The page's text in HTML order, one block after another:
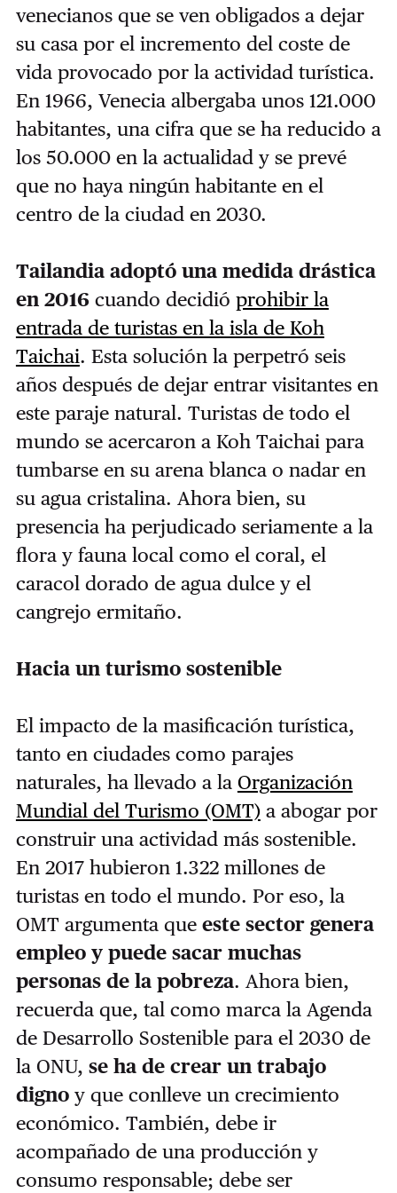
venecianos que se ven obligados a dejar
su casa por el incremento del coste de
vida provocado por la actividad turística.
En 1966, Venecia albergaba unos 121.000
habitantes, una cifra que se ha reducido a
los 50.000 en la actualidad y se prevé
que no haya ningún habitante en el
centro de la ciudad en 2030.
Tailandia adoptó una medida drástica
en 2016 cuando decidió prohibir la
entrada de turistas en la isla de Koh
Taichai. Esta solución la perpetró seis
años después de dejar entrar visitantes en
este paraje natural. Turistas de todo el
mundo se acercaron a Koh Taichai para
tumbarse en su arena blanca o nadar en
su agua cristalina. Ahora bien, su
presencia ha perjudicado seriamente a la
flora y fauna local como el coral, el
caracol dorado de agua dulce y el
cangrejo ermitaño.
Hacia un turismo sostenible
El impacto de la masificación turística,
tanto en ciudades como parajes
naturales, ha llevado a la Organización
Mundial del Turismo (OMT)a abogar por
construir una actividad más sostenible.
En 2017 hubieron 1.322 millones de
turistas en todo el mundo. Por eso, la
OMT argumenta que este sector genera
empleo y puede sacar muchas
personas de la pobreza. Ahora bien,
recuerda que, tal como marca la Agenda
de Desarrollo Sostenible para el 2030 de
la ONU, se ha de crear un trabajo
dignoy que conlleve un crecimiento
económico. También, debe ir
acompañado de una producción y
consumo responsable; debe ser